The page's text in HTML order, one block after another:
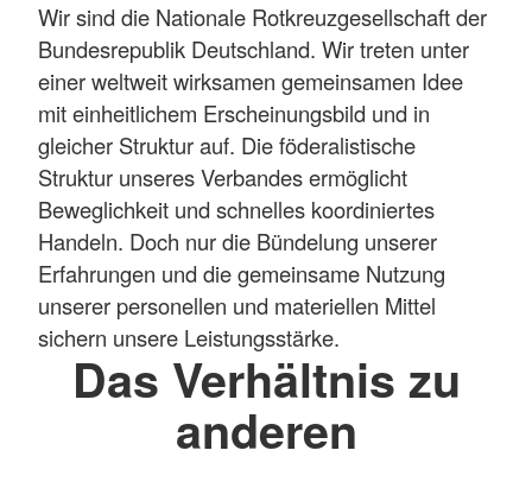
Wir sind die Nationale Rotkreuzgesellschaft der
Bundesrepublik Deutschland. Wir treten unter
einer weltweit wirksamen gemeinsamen Idee
mit einheitlichem Erscheinungsbild und in
gleicher Struktur auf. Die föderalistische
Struktur unseres Verbandes ermöglicht
Beweglichkeit und schnelles koordiniertes
Handeln. Doch nur die Bündelung unserer
Erfahrungen und die gemeinsame Nutzung
unserer personellen und materiellen Mittel
sichern unsere Leistungsstärke.
Das Verhältnis zu
anderen